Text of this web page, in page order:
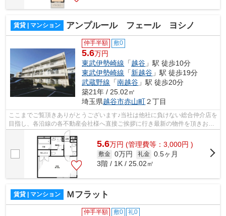
賃貸 | マンション アンプルール フェール ヨシノ
仲手半額 敷0
5.6万円
東武伊勢崎線 「越谷 」駅 徒歩10分
東武伊勢崎線 「新越谷 」駅 徒歩19分
武蔵野線 「南越谷 」駅 徒歩20分
築21年 / 25.02㎡
埼玉県越谷市赤山町２丁目
ここまでご覧頂きありがとうございます♪当社は他社に負けない総合仲介店を
目指し、各沿線の各不動産会社様へ直接ご挨拶に行き最新の物件を頂きお客
様へ提供しております！最新の情報は...
5.6万円 (管理費等：3,000円 )
敷金 0万円 礼金 0.5ヶ月
3階 / 1K / 25.02㎡
賃貸 | マンション Ｍフラット
仲手半額 敷0 礼0